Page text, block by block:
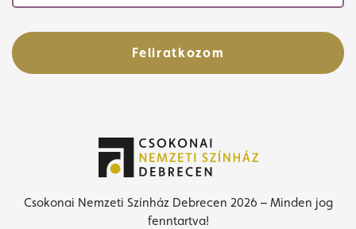
Feliratkozom
Csokonai Nemzeti Színház Debrecen 2026 – Minden jog
fenntartva!